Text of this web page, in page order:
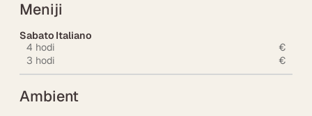
Meniji
Sabato Italiano
4 hodi
3 hodi
€
€
Ambient